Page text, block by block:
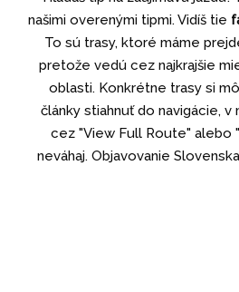
našimi overenými tipmi. Vidíš tie
To sú trasy, ktoré máme
pretože vedú cez najkrajšie
oblasti. Konkrétne trasy si
články stiahnuť do navigácie,
cez "View Full Route" alebo
neváhaj. Objavovanie